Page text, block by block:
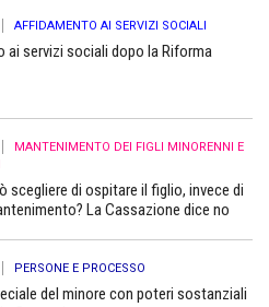
AFFIDAMENTO AI SERVIZI SOCIALI
ai servizi sociali dopo la Riforma
MANTENIMENTO DEI FIGLI MINORENNI E
scegliere di ospitare il figlio, invece di
La Cassazione dice no
PERSONE E PROCESSO
del minore con poteri sostanziali